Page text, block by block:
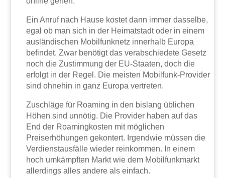
Ein Anruf nach Hause kostet dann immer dasselbe,
egal ob man sich in der Heimatstadt oder in einem
ausländischen Mobilfunknetz innerhalb Europa
befindet. Zwar benötigt das verabschiedete Gesetz
noch die Zustimmung der EU-Staaten, doch die
erfolgt in der Regel. Die meisten Mobilfunk-Provider
sind ohnehin in ganz Europa vertreten.
Zuschläge für Roaming in den bislang üblichen
Höhen sind unnötig. Die Provider haben auf das
End der Roamingkosten mit möglichen
Preiserhöhungen gekontert. Irgendwie müssen die
Verdienstausfälle wieder reinkommen. In einem
hoch umkämpften Markt wie dem Mobilfunkmarkt
allerdings alles andere als einfach.